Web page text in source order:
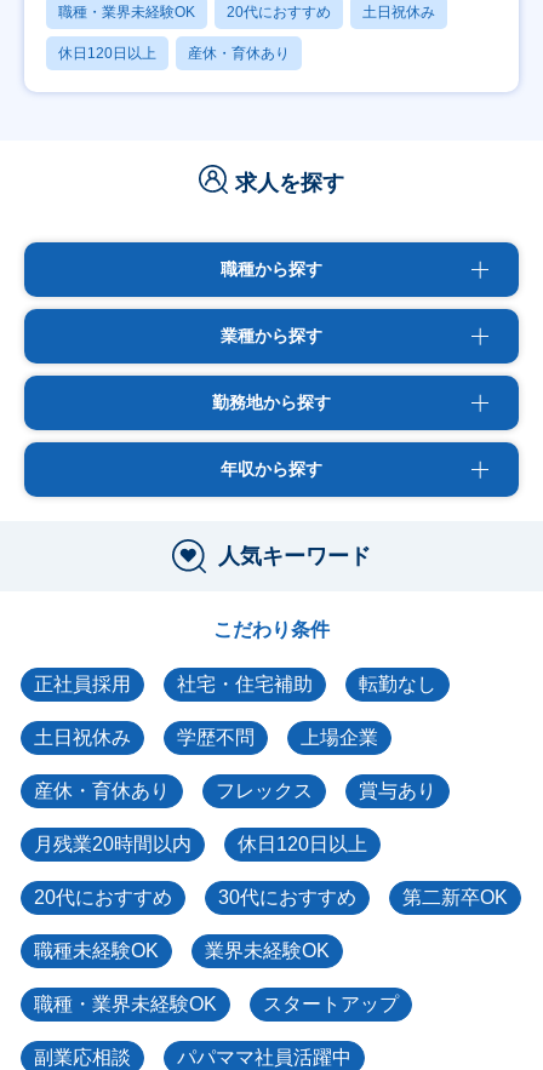
職種・業界未経験OK 20代におすすめ 土日祝休み
休日120日以上 産休・育休あり
求人を探す
職種から探す
業種から探す
勤務地から探す
年収から探す
人気キーワード
こだわり条件
正社員採用 社宅・住宅補助 転勤なし
土日祝休み 学歴不問 上場企業
産休・育休あり フレックス 賞与あり
月残業20時間以内 休日120日以上
20代におすすめ 30代におすすめ 第二新卒OK
職種未経験OK 業界未経験OK
職種・業界未経験OK スタートアップ
副業応相談 パパママ社員活躍中